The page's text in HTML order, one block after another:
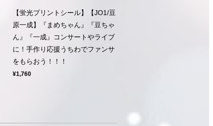
【蛍光プリントシール】【JO1/豆
原一成】『まめちゃん』『豆ちゃ
ん』『一成』コンサートやライブ
に！手作り応援うちわでファンサ
をもらおう！！！
¥1,760